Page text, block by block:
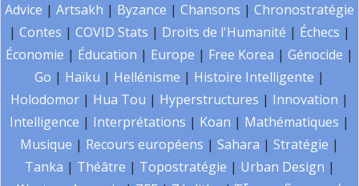
Advice | Artsakh | Byzance | Chansons | Chronostratégie
| Contes | COVID Stats | Droits de l'Humanité | Échecs |
Économie | Éducation | Europe | Free Korea | Génocide |
Go | Haïku | Hellénisme | Histoire Intelligente |
Holodomor | Hua Tou | Hyperstructures | Innovation |
Intelligence | Interprétations | Koan | Mathématiques |
Musique | Recours européens | Sahara | Stratégie |
Tanka | Théâtre | Topostratégie | Urban Design |